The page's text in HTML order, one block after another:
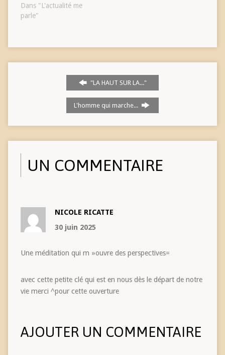
Dans "L'actualité me
parle"
"LA HAUT SUR LA..."
L'homme qui marche...
UN COMMENTAIRE
NICOLE RICATTE
30 juin 2025
Une méditation qui m »ouvre des perspectives=
avec cette petite clé qui est en nous dès le départ de notre
vie merci ^pour cette ouverture
AJOUTER UN COMMENTAIRE